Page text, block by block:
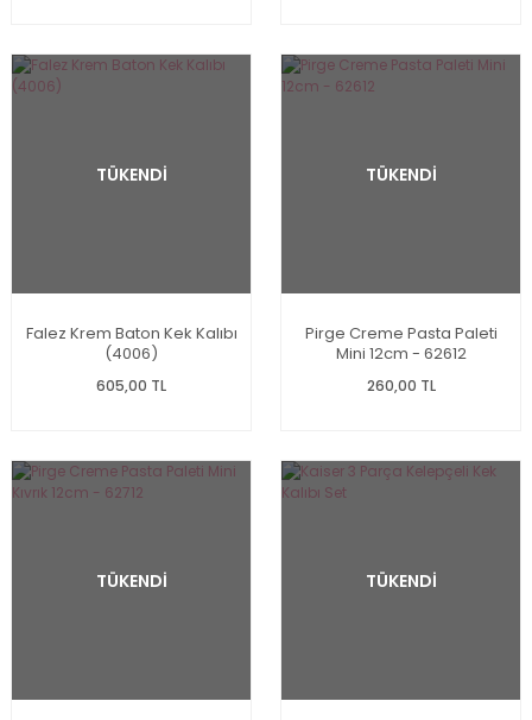
TÜKENDİ
Falez Krem Baton Kek Kalıbı
(4006)
605,00 TL
TÜKENDİ
Pirge Creme Pasta Paleti
Mini 12cm - 62612
260,00 TL
TÜKENDİ TÜKENDİ